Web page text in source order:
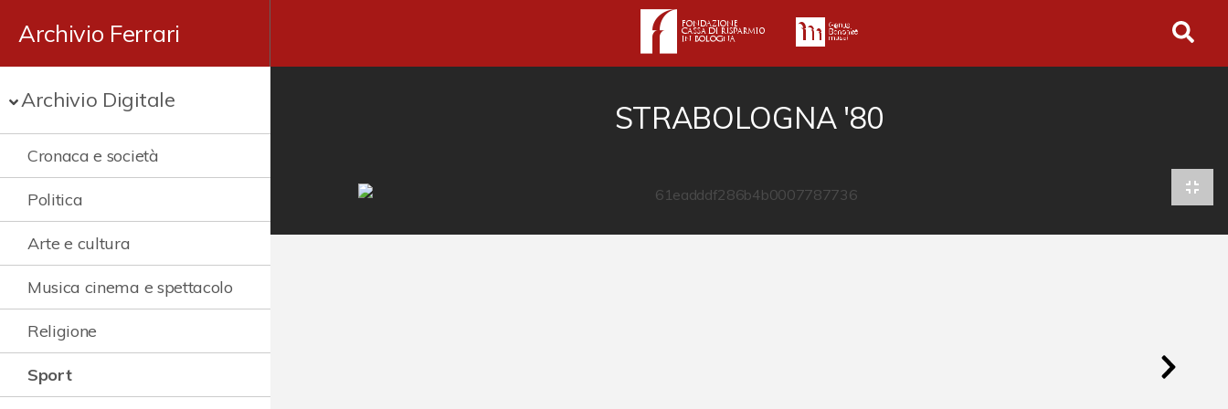
Archivio Ferrari
Archivio Digitale
Cronaca e società
Politica
Arte e cultura
Musica cinema e spettacolo
Religione
Sport
STRABOLOGNA '80